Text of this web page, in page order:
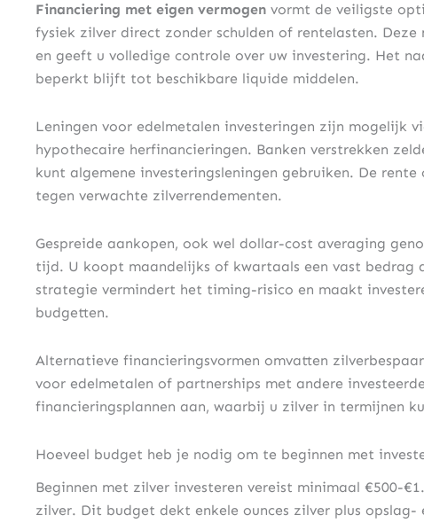
Financiering met eigen vermogen vormt de veiligste
fysiek zilver direct zonder schulden of rentelasten. Deze
en geeft u volledige controle over uw investering. Het
beperkt blijft tot beschikbare liquide middelen.
Leningen voor edelmetalen investeringen zijn mogelijk
hypothecaire herfinancieringen. Banken verstrekken
kunt algemene investeringsleningen gebruiken. De
tegen verwachte zilverrendementen.
Gespreide aankopen, ook wel dollar-cost averaging
tijd. U koopt maandelijks of kwartaals een vast bedrag
strategie vermindert het timing-risico en maakt
budgetten.
Alternatieve financieringsvormen omvatten
voor edelmetalen of partnerships met andere
financieringsplannen aan, waarbij u zilver in termijnen
Hoeveel budget heb je nodig om te beginnen met
Beginnen met zilver investeren vereist minimaal €500-
zilver. Dit budget dekt enkele ounces zilver plus opslag-